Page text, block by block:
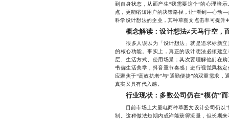
到自身状态，从而产生“我需要这个”的心理暗
点，更能缩短用户的决策路径，让“看到—心动
科学设计想法的企业，其种草图文点击率可提升
概念解读：设计想法≠天马行空，
很多人误以为「设计想法」就是追求标新立
的核心功能。事实上，真正的设计想法必须建
层、生活方式、使用场景；其次要理解他们在
书偏生活美学，抖音重节奏感）进行视觉风格
应聚焦于“高效抗老”与“通勤便捷”的双重需求
真实又具有代入感。
行业现状：多数公司仍在“模仿”
目前市场上大量电商种草图文设计公司仍以“
制。这种做法短期内或许能获得流量，但长期